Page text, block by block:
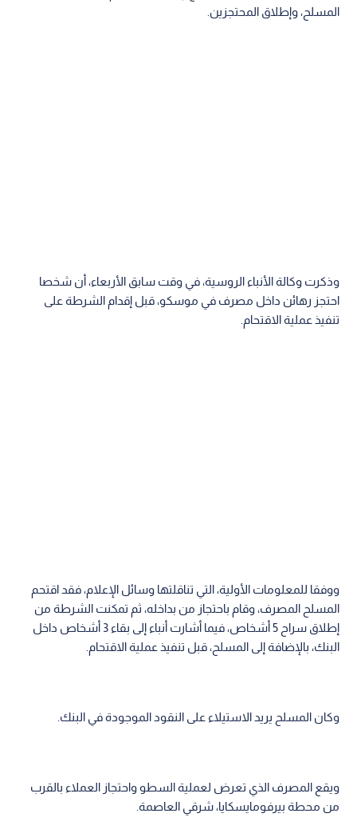
المسلح، وإطلاق المحتجزين.
وذكرت وكالة الأنباء الروسية، في وقت سابق الأربعاء، أن شخصا
احتجز رهائن داخل مصرف في موسكو، قبل إقدام الشرطة على
تنفيذ عملية الاقتحام.
ووفقا للمعلومات الأولية، التي تناقلتها وسائل الإعلام، فقد اقتحم
المسلح المصرف، وقام باحتجاز من بداخله، ثم تمكنت الشرطة من
إطلاق سراح 5 أشخاص، فيما أشارت أنباء إلى بقاء 3 أشخاص داخل
البنك، بالإضافة إلى المسلح، قبل تنفيذ عملية الاقتحام.
وكان المسلح يريد الاستيلاء على النقود الموجودة في البنك.
ويقع المصرف الذي تعرض لعملية السطو واحتجاز العملاء بالقرب
من محطة بيرفومايسكايا، شرقي العاصمة.